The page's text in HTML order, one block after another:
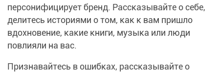
персонифицирует бренд. Рассказывайте о себе,
делитесь историями о том, как к вам пришло
вдохновение, какие книги, музыка или люди
повлияли на вас.
Признавайтесь в ошибках, рассказывайте о